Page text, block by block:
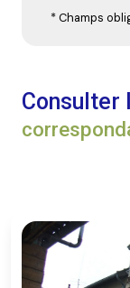
* Champs
Consulter